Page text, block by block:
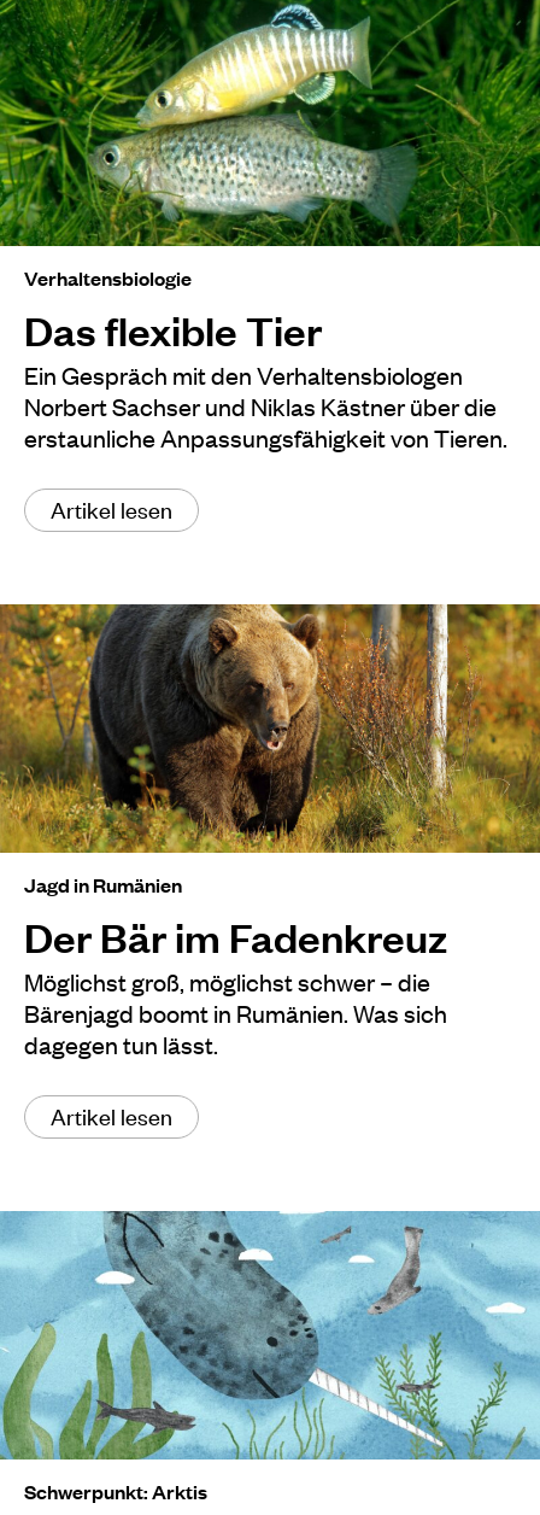
Verhaltensbiologie
Das flexible Tier
Ein Gespräch mit den Verhaltensbiologen
Norbert Sachser und Niklas Kästner über die
erstaunliche Anpassungsfähigkeit von Tieren.
Artikel lesen
Jagd in Rumänien
Der Bär im Fadenkreuz
Möglichst groß, möglichst schwer – die
Bärenjagd boomt in Rumänien. Was sich
dagegen tun lässt.
Artikel lesen
Schwerpunkt: Arktis